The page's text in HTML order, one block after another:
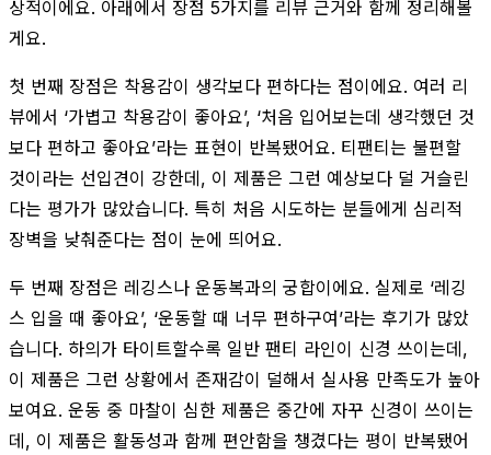
상적이에요. 아래에서 장점 5가지를 리뷰 근거와 함께 정리해볼
게요.
첫 번째 장점은 착용감이 생각보다 편하다는 점이에요. 여러 리
뷰에서 ‘가볍고 착용감이 좋아요’, ‘처음 입어보는데 생각했던 것
보다 편하고 좋아요’라는 표현이 반복됐어요. 티팬티는 불편할
것이라는 선입견이 강한데, 이 제품은 그런 예상보다 덜 거슬린
다는 평가가 많았습니다. 특히 처음 시도하는 분들에게 심리적
장벽을 낮춰준다는 점이 눈에 띄어요.
두 번째 장점은 레깅스나 운동복과의 궁합이에요. 실제로 ‘레깅
스 입을 때 좋아요’, ‘운동할 때 너무 편하구여’라는 후기가 많았
습니다. 하의가 타이트할수록 일반 팬티 라인이 신경 쓰이는데,
이 제품은 그런 상황에서 존재감이 덜해서 실사용 만족도가 높아
보여요. 운동 중 마찰이 심한 제품은 중간에 자꾸 신경이 쓰이는
데, 이 제품은 활동성과 함께 편안함을 챙겼다는 평이 반복됐어